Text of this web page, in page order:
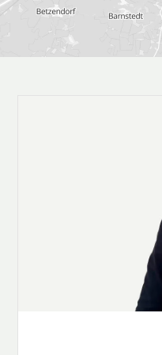
Der wohnlich
Raumangebot
beheizter Bürobereich
Homeoffice oder
Auch der Außenbereich
große, überdachte
geselligen Abenden ein
in den liebevoll
Terrasse mit Pergola
Gartenensemble. Für